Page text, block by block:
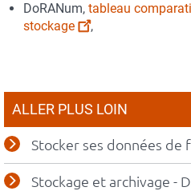
DoRANum, tableau
stockage
,
ALLER PLUS LOIN
Stocker ses données de
Stockage et archivage -